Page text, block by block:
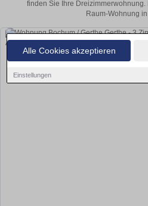
Alle Cookies akzeptieren
Einstellungen
finden Sie Ihre
Raum-Wohnung